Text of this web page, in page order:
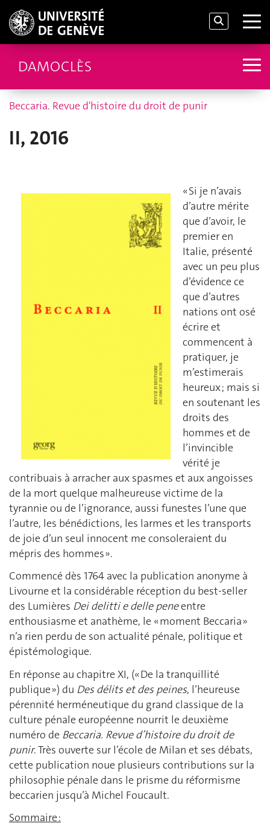
DAMOCLÈS
Beccaria. Revue d'histoire du droit de punir
II, 2016
« Si je n’avais
d’autre mérite
que d’avoir, le
premier en
Italie, présenté
avec un peu plus
d’évidence ce
que d’autres
nations ont osé
écrire et
commencent à
pratiquer, je
m’estimerais
heureux ; mais si
en soutenant les
droits des
hommes et de
l’invincible
vérité je
contribuais à arracher aux spasmes et aux angoisses
de la mort quelque malheureuse victime de la
tyrannie ou de l’ignorance, aussi funestes l’une que
l’autre, les bénédictions, les larmes et les transports
de joie d’un seul innocent me consoleraient du
mépris des hommes ».
Commencé dès 1764 avec la publication anonyme à
Livourne et la considérable réception du best-seller
des Lumières Dei delitti e delle peneentre
enthousiasme et anathème, le « moment Beccaria »
n’a rien perdu de son actualité pénale, politique et
épistémologique.
En réponse au chapitre XI, (« De la tranquillité
publique ») du Des délits et des peines, l’heureuse
pérennité herméneutique du grand classique de la
culture pénale européenne nourrit le deuxième
numéro de Beccaria. Revue d’histoire du droit de
punir. Très ouverte sur l’école de Milan et ses débats,
cette publication noue plusieurs contributions sur la
philosophie pénale dans le prisme du réformisme
beccarien jusqu’à Michel Foucault.
Sommaire :